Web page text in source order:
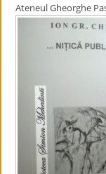
Ateneul Gheorghe